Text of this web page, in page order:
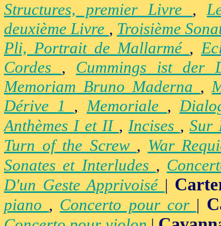
Structures, premier Livre ,
deuxième Livre , Troisième
Pli, Portrait de Mallarmé ,
Cordes , Cummings ist der
Memoriam Bruno Maderna ,
Dérive 1 ,Memoriale ,
Anthèmes I et II ,Incises ,Sur
Turn of the Screw , War
Sonates et Interludes ,
D'un Geste Apprivoisé |
piano , Concerto pour cor |